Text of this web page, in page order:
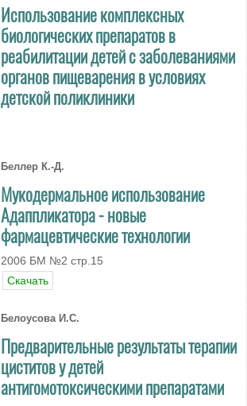
Использование комплексных
биологических препаратов в
реабилитации детей с заболеваниями
органов пищеварения в условиях
детской поликлиники
Беллер К.-Д.
Мукодермальное использование
Адаппликатора - новые
фармацевтические технологии
2006 БМ №2 стр.15
Скачать
Белоусова И.С.
Предварительные результаты терапии
циститов у детей
антигомотоксическими препаратами